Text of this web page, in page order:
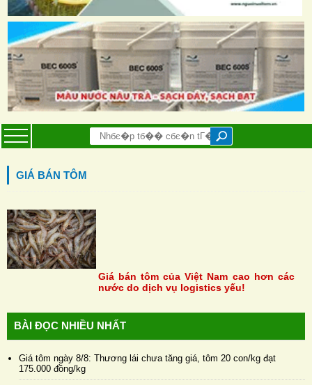
GIÁ BÁN TÔM
Giá bán tôm của Việt Nam cao hơn các
nước do dịch vụ logistics yếu!
BÀI ĐỌC NHIỀU NHẤT
Giá tôm ngày 8/8: Thương lái chưa tăng giá, tôm 20 con/kg đạt
175.000 đồng/kg